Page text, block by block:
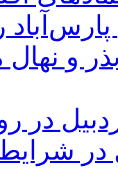
در
در